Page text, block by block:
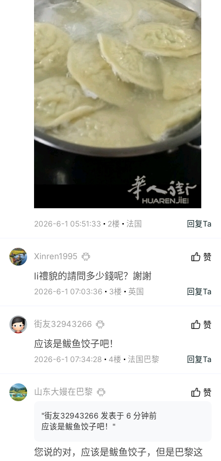
2026-6-1 05:51:33 2楼 法国 回复Ta
Xinren1995 赞
li禮貌的請問多少錢呢？謝謝
2026-6-1 07:03:36 3楼 英国 回复Ta
街友32943266 赞
应该是鲅鱼饺子吧！
2026-6-1 07:34:28 4楼 法国巴黎 回复Ta
山东大嫚在巴黎 赞
"街友32943266 发表于 6 分钟前
应该是鲅鱼饺子吧！"
您说的对，应该是鲅鱼饺子，但是巴黎这